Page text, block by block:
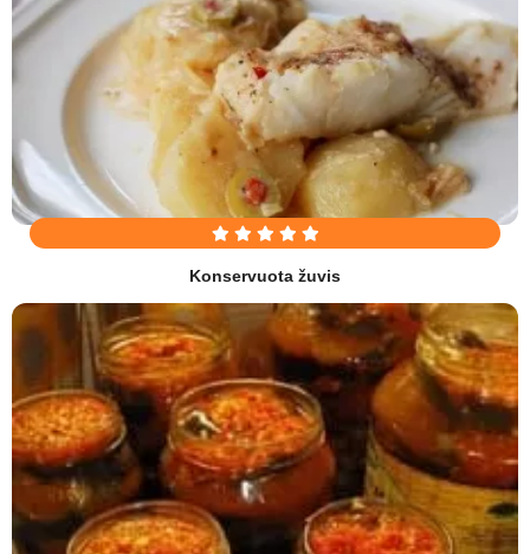
Konservuota žuvis